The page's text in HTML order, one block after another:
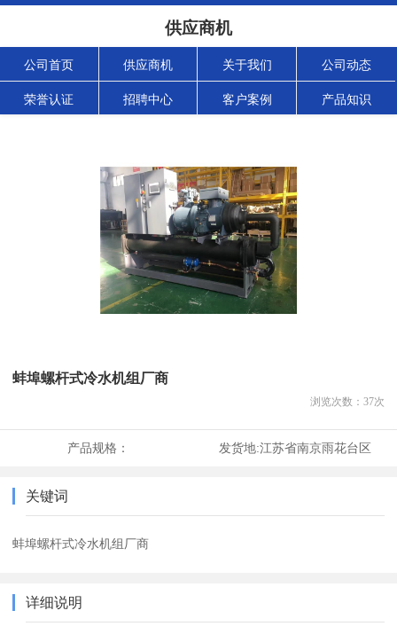
供应商机
公司首页 供应商机 关于我们 公司动态
荣誉认证 招聘中心 客户案例 产品知识
蚌埠螺杆式冷水机组厂商
浏览次数： 37次
产品规格： 发货地:江苏省南京雨花台区
关键词
蚌埠螺杆式冷水机组厂商
详细说明